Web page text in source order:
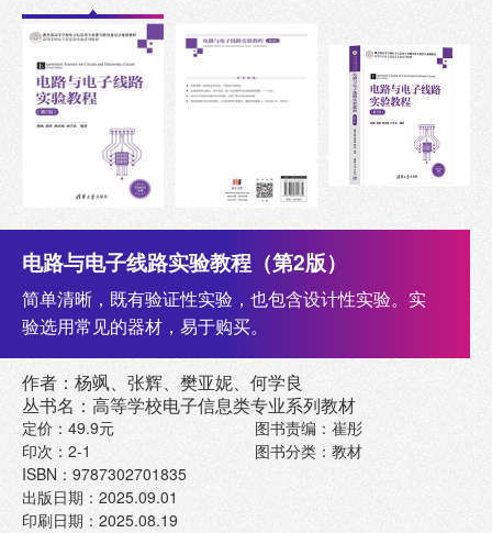
电路与电子线路实验教程（第2版）
简单清晰，既有验证性实验，也包含设计性实验。实
验选用常见的器材，易于购买。
作者：杨飒、张辉、樊亚妮、何学良
丛书名：高等学校电子信息类专业系列教材
定价：49.9元
印次：2-1
ISBN：9787302701835
出版日期：2025.09.01
印刷日期：2025.08.19
图书责编：崔彤
图书分类：教材